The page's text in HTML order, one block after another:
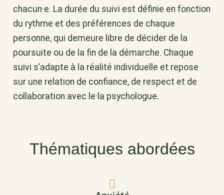
chacun·e. La durée du suivi est définie en fonction
du rythme et des préférences de chaque
personne, qui demeure libre de décider de la
poursuite ou de la fin de la démarche. Chaque
suivi s’adapte à la réalité individuelle et repose
sur une relation de confiance, de respect et de
collaboration avec le·la psychologue.
Thématiques abordées